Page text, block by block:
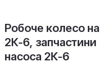
Робоче колесо
2К-6, запчастини
насоса 2К-6